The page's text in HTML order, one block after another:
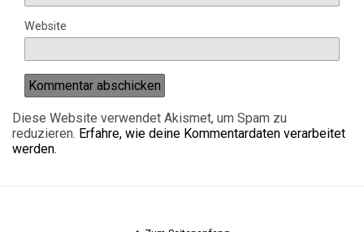
Website
Diese Website verwendet Akismet, um Spam zu
reduzieren. Erfahre, wie deine Kommentardaten verarbeitet
werden.